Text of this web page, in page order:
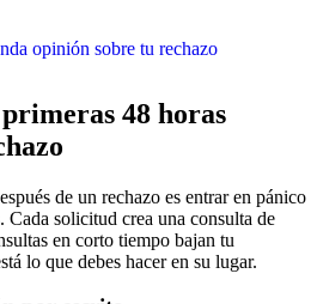
opinión sobre tu rechazo
48 horas
de un rechazo es entrar en pánico
Cada solicitud crea una consulta de
en corto tiempo bajan tu
lo que debes hacer en su lugar.